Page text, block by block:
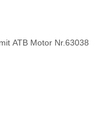
ATB Motor Nr.63038